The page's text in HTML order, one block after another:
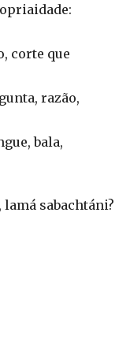
corte que
razão,
bala,